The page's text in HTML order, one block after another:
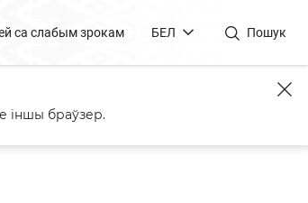
са слабым зрокам БЕЛ Пошук
іншы браўзер.